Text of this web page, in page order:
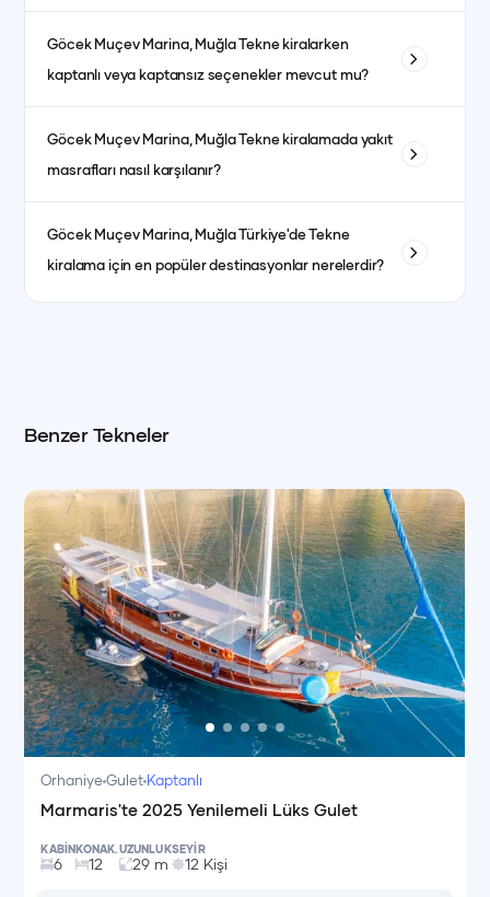
yüksek olurken, düşük sezonda daha avantajlı fiyatlarla
kiralama yapmak mümkündür.
garson, yakıt, son temizlik ve limandan alma-bırakma
hizmetleri dahildir. Kumanya (yiyecek, içecek ve
atıştırmalıklar) ise fiyata dahil olmayıp misafirlerin tercihine
göre ayrıca planlanır.
Göcek Muçev Marina, MuğlaTekne kiralarken
kaptanlı veya kaptansız seçenekler mevcut mu?
bulunmaktadır. Kaptansız kiralama için yeterli denizcilik
tecrübesine sahip olmanız gerekmektedir.
Göcek Muçev Marina, MuğlaTekne kiralamada yakıt
masrafları nasıl karşılanır?
teknelerde fiyat ayrı olabilmektedir. her teknenin ilan detay
kısmında görebilirsiniz.
Göcek Muçev Marina, MuğlaTürkiye'de Tekne
kiralama için en popüler destinasyonlar nerelerdir?
Benzer Tekneler
OrhaniyeGulet Kaptanlı
Marmaris'te 2025 Yenilemeli Lüks Gulet
KABİN
6
KONAK.
12
UZUNLUK
29 m
SEYİR
12 Kişi